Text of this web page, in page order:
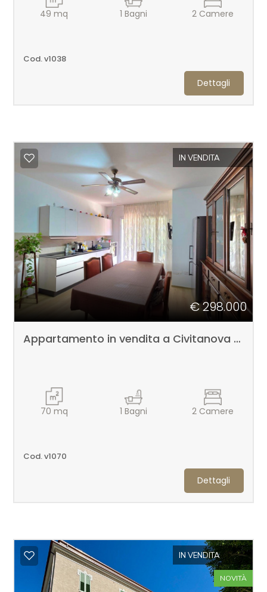
49 mq 1 Bagni 2 Camere
Cod. v1038
Dettagli
IN VENDITA
€ 298.000
Appartamento in vendita a Civitanova Marche
70 mq 1 Bagni 2 Camere
Cod. v1070
Dettagli
IN VENDITA
NOVITÀ